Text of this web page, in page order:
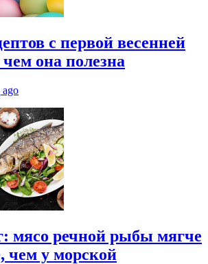
с первой весенней
она полезна
ago
мясо речной рыбы мягче
чем у морской